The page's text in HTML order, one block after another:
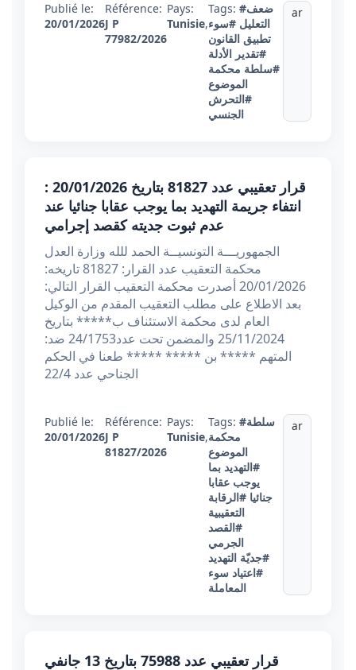
Publié le:
20/01/2026
Référence:
J P
77982/2026
Pays:
Tunisie,
Tags: #ضعف
التعليل #سوء
تطبيق القانون
#تقدير الأدلة
#سلطة محكمة
الموضوع
#التحرش
الجنسي
ar
قرار تعقيبي عدد 81827 بتاريخ 20/01/2026 :
انتفاء جريمة التهديد بما يوجب عقابا جنائيا عند
عدم ثبوت جديته كقصد إجرامي
الجمهوريـــة التونسيــة الحمد للله وزارة العدل
محكمة التعقيب عدد القرار: 81827 تاريخه:
20/01/2026 أصدرت محكمة التعقيب القرار التالي:
بعد الاطلاع على مطلب التعقيب المقدم من الوكيل
العام لدى محكمة الاستئناف ب***** بتاريخ
25/11/2024 والمضمن تحت عدد24/1753 ضد:
المتهم ***** بن ***** ***** طعنا في الحكم
الجناحي عدد 22/4
Publié le:
20/01/2026
Référence:
J P
81827/2026
Pays:
Tunisie,
Tags: #سلطة
محكمة
الموضوع
#التهديد بما
يوجب عقابا
جنائيا #الرقابة
التعقيبية
#القصد
الجرمي
#جديّة التهديد
#اعتياد سوء
المعاملة
ar
قرار تعقيبي عدد 75988 بتاريخ 13 جانفي